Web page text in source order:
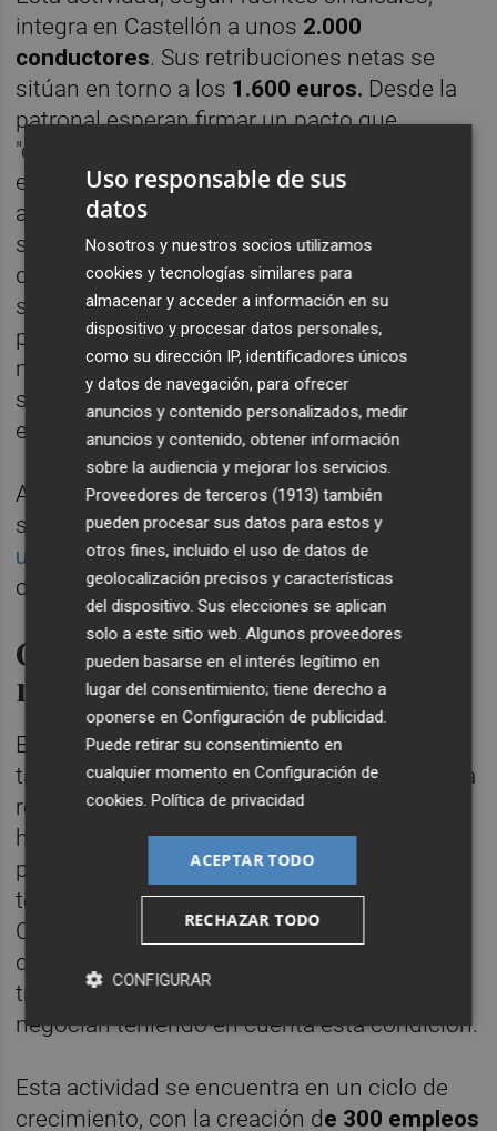
integra en Castellón a unos 2.000
conductores. Sus retribuciones netas se
sitúan en torno a los 1.600 euros. Desde la
patronal esperan firmar un pacto que
"compatibilice el crecimiento de las
empresas con la cobertura laboral". Pero
avisan que aumentar costes es complicado
si no hay más ingresos. Y estos servicios
dependen de las tarifas de la ciudadanía y
subvenciones de las Administraciones
públicas. Esta negociación coincide en un
momento en el que Gobierno aplica una
serie de bonificaciones de manera
excepcional.
Asimismo, el pasado mes de noviembre los
sindicatos se movilizaron para reivindicar
una jubilación anticipaday la aplicación de
coeficientes reductores.
Convenio del transporte de
mercancías por carretera
El
transporte de mercancías por carretera
también aguarda la nueva jornada laboral. La
rebaja de las 40 a las 37,5 horas semanales
ha sido pactada entre el Gobierno y los
principales sindicatos (UGT y CCOO) pero el
texto que ha iniciado su trámite en el
Congreso carece de los apoyos necesarios
que aseguren su aprobación. La patronal del
transporte de mercancías y UGT y CCOO
negocian teniendo en cuenta esta condición.
Esta actividad se encuentra en un ciclo de
crecimiento, con la creación de 300 empleos
Uso responsable de sus
datos
Nosotros y nuestros socios utilizamos
cookies y tecnologías similares para
almacenar y acceder a información en su
dispositivo y procesar datos personales,
como su dirección IP, identificadores únicos
y datos de navegación, para ofrecer
anuncios y contenido personalizados, medir
anuncios y contenido, obtener información
sobre la audiencia y mejorar los servicios.
Proveedores de terceros (1913) también
pueden procesar sus datos para estos y
otros fines, incluido el uso de datos de
geolocalización precisos y características
del dispositivo. Sus elecciones se aplican
solo a este sitio web. Algunos proveedores
pueden basarse en el interés legítimo en
lugar del consentimiento; tiene derecho a
oponerse enConfiguración de publicidad
Puede retirar su consentimiento en
cualquier momento enConfiguración de
cookies .Política de privacidad
ACEPTAR TODO
RECHAZAR TODO
CONFIGURAR